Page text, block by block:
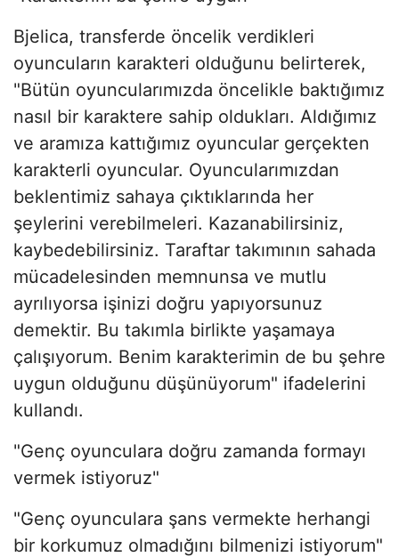
Bjelica, transferde öncelik verdikleri
oyuncuların karakteri olduğunu belirterek,
"Bütün oyuncularımızda öncelikle baktığımız
nasıl bir karaktere sahip oldukları. Aldığımız
ve aramıza kattığımız oyuncular gerçekten
karakterli oyuncular. Oyuncularımızdan
beklentimiz sahaya çıktıklarında her
şeylerini verebilmeleri. Kazanabilirsiniz,
kaybedebilirsiniz. Taraftar takımının sahada
mücadelesinden memnunsa ve mutlu
ayrılıyorsa işinizi doğru yapıyorsunuz
demektir. Bu takımla birlikte yaşamaya
çalışıyorum. Benim karakterimin de bu şehre
uygun olduğunu düşünüyorum" ifadelerini
kullandı.
"Genç oyunculara doğru zamanda formayı
vermek istiyoruz"
"Genç oyunculara şans vermekte herhangi
bir korkumuz olmadığını bilmenizi istiyorum"